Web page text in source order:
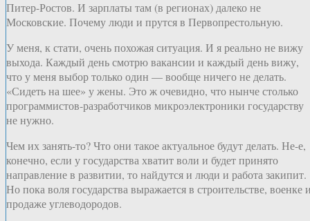
Питер-Ростов. И зарплаты там (в регионах) далеко не
Московские. Почему люди и прутся в Первопрестольную.
У меня, к стати, очень похожая ситуация. И я реально не вижу
выхода. Каждый день смотрю вакансии и каждый день вижу,
что у меня выбор только один — вообще ничего не делать.
«Сидеть на шее» у жены. Это ж очевидно, что нынче столько
программистов-разработчиков микроэлектроники государству
не нужно.
Чем их занять-то? Что они такое актуальное будут делать. Не-е,
конечно, если у государства хватит воли и будет принято
направление в развитии, то найдутся и люди и работа закипит.
Но пока воля государства выражается в строительстве, военке
продаже углеводородов.